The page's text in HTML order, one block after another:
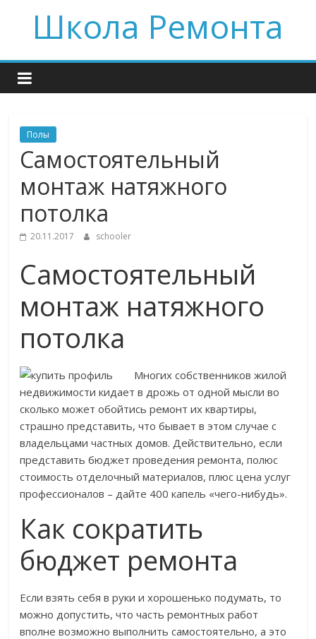
contentШкола Ремонта
Полы
Самостоятельный
монтаж натяжного
потолка
20.11.2017 schooler
Самостоятельный
монтаж натяжного
потолка
Многих собственников жилой
недвижимости кидает в дрожь от одной мысли во
сколько может обойтись ремонт их квартиры,
страшно представить, что бывает в этом случае с
владельцами частных домов. Действительно, если
представить бюджет проведения ремонта, полюс
стоимость отделочный материалов, плюс цена услуг
профессионалов – дайте 400 капель «чего-нибудь».
Как сократить
бюджет ремонта
Если взять себя в руки и хорошенько подумать, то
можно допустить, что часть ремонтных работ
вполне возможно выполнить самостоятельно, а это